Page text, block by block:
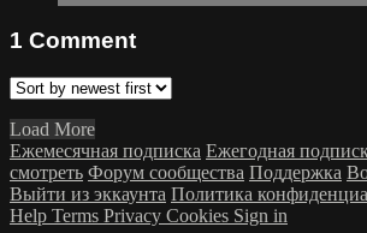
1 Comment
Load More
Ежемесячная подписка Ежегодная
смотреть Форум сообщества Поддержка
Выйти из эккаунта Политика
Help Terms Privacy Cookies Sign in